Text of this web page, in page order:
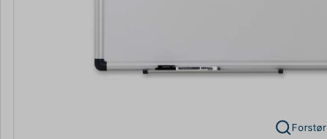
Forstør